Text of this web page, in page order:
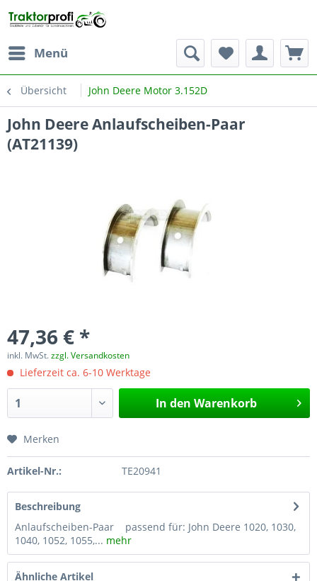
Menü
Übersicht John Deere Motor 3.152D
John Deere Anlaufscheiben-Paar
(AT21139)
47,36 € *
inkl. MwSt.zzgl. Versandkosten
Lieferzeit ca. 6-10 Werktage
In den Warenkorb
Merken
Artikel-Nr.: TE20941
Beschreibung
Anlaufscheiben-Paar passend für: John Deere 1020, 1030,
1040, 1052, 1055,... mehr
Ähnliche Artikel